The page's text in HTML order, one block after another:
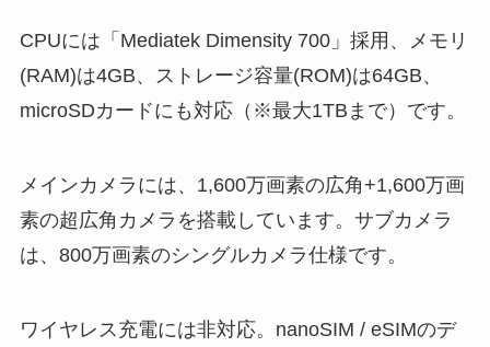
Android One S10はどんな機種なのか？価
Android One S10の特徴を以下にまとめていきま
す。
本体デザインは、上記のとおり。カラーは、ホワ